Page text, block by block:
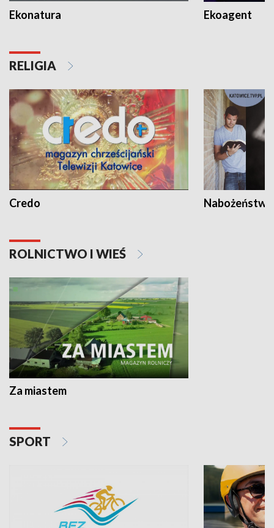
Ekonatura Ekoagent
RELIGIA
Credo
ROLNICTWO I WIEŚ
Za miastem
SPORT